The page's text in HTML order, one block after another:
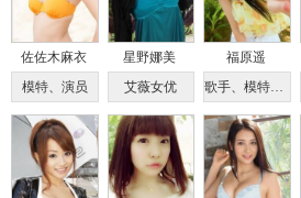
佐佐木麻衣
模特、演员
星野娜美
艾薇女优
福原遥
歌手、模特、声优